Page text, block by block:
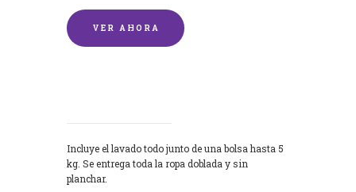
VER AHORA
Incluye el lavado todo junto de una bolsa hasta 5
kg. Se entrega toda la ropa doblada y sin
planchar.